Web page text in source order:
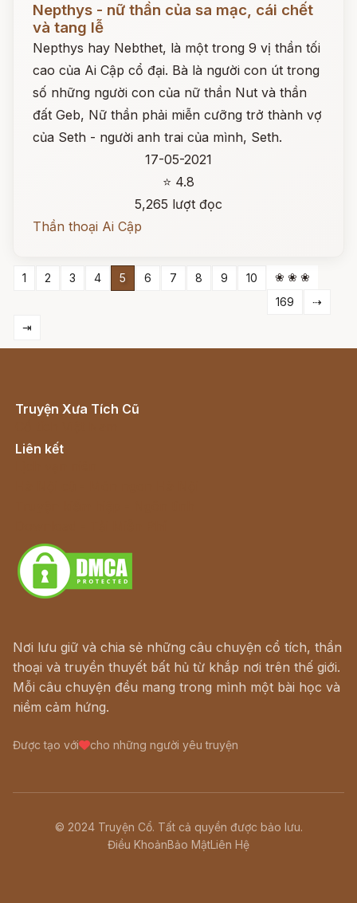
Nepthys - nữ thần của sa mạc, cái chết
và tang lễ
Nepthys hay Nebthet, là một trong 9 vị thần tối
cao của Ai Cập cổ đại. Bà là người con út trong
số những người con của nữ thần Nut và thần
đất Geb, Nữ thần phải miễn cưỡng trở thành vợ
của Seth - người anh trai của mình, Seth.
17-05-2021
⭐ 4.8
5,265 lượt đọc
Thần thoại Ai Cập
1 2 3 4 5 6 7 8 9 10
❀ ❀ ❀
169
⇢
⇥
Truyện Xưa Tích Cũ
Liên kết
Nơi lưu giữ và chia sẻ những câu chuyện cổ tích, thần
thoại và truyền thuyết bất hủ từ khắp nơi trên thế giới.
Mỗi câu chuyện đều mang trong mình một bài học và
niềm cảm hứng.
Được tạo với cho những người yêu truyện
© 2024 Truyện Cổ. Tất cả quyền được bảo lưu.
Điều KhoảnBảo MậtLiên Hệ